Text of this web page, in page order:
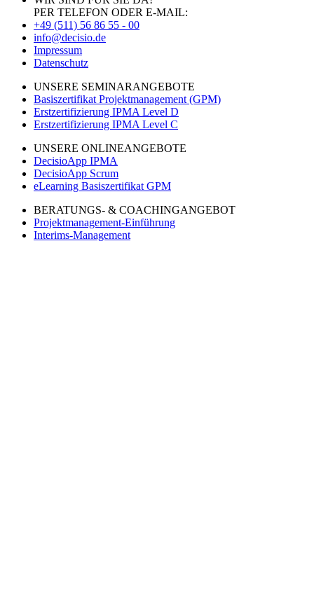
PER TELEFON ODER E-MAIL:
+49 (511) 56 86 55 - 00
info@decisio.de
Impressum
Datenschutz
UNSERE SEMINARANGEBOTE
Basiszertifikat Projektmanagement (GPM)
Erstzertifizierung IPMA Level D
Erstzertifizierung IPMA Level C
UNSERE ONLINEANGEBOTE
DecisioApp IPMA
DecisioApp Scrum
eLearning Basiszertifikat GPM
BERATUNGS- & COACHINGANGEBOT
Projektmanagement-Einführung
Interims-Management